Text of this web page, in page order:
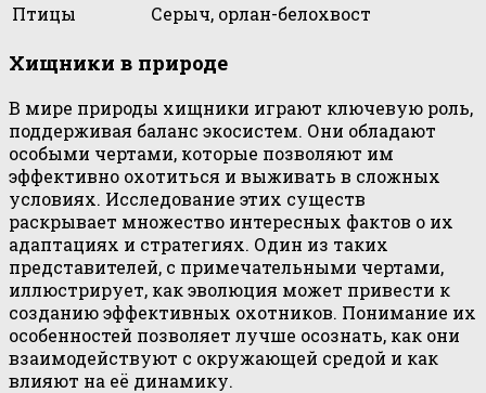
Птицы
Серыч, орлан-белохвост
Хищники в природе
В мире природы хищники играют ключевую роль,
поддерживая баланс экосистем. Они обладают
особыми чертами, которые позволяют им
эффективно охотиться и выживать в сложных
условиях. Исследование этих существ
раскрывает множество интересных фактов о их
адаптациях и стратегиях. Один из таких
представителей, с примечательными чертами,
иллюстрирует, как эволюция может привести к
созданию эффективных охотников. Понимание их
особенностей позволяет лучше осознать, как они
взаимодействуют с окружающей средой и как
влияют на её динамику.